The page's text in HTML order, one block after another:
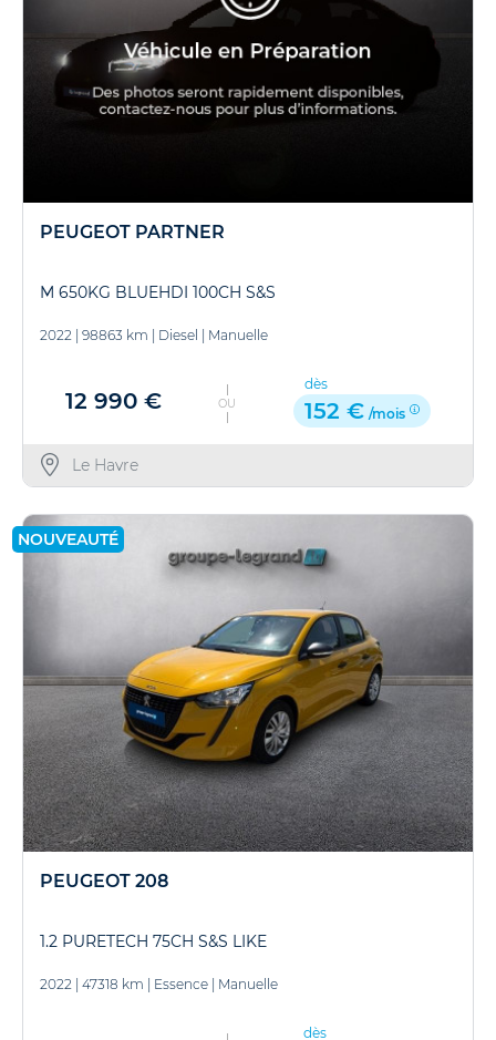
PEUGEOT PARTNER
M 650KG BLUEHDI 100CH S&S
2022 98863 km Diesel Manuelle
12 990 € OU
dès
152 € /mois
Le Havre
NOUVEAUTÉ
PEUGEOT 208
1.2 PURETECH 75CH S&S LIKE
2022 47318 km Essence Manuelle
dès